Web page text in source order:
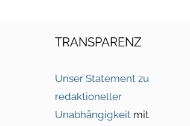
TRANSPARENZ
Unser Statement zu
redaktioneller
Unabhängigkeit mit